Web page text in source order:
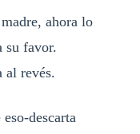
ahora lo
su favor.
al revés.
descarta